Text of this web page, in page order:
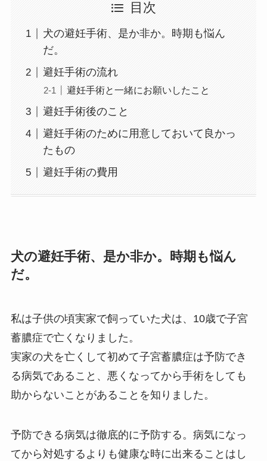
目次
犬の避妊手術、是か非か。時期も悩ん
だ。
避妊手術の流れ
避妊手術と一緒にお願いしたこと
避妊手術後のこと
避妊手術のために用意しておいて良かっ
たもの
避妊手術の費用
犬の避妊手術、是か非か。時期も悩ん
だ。
私は子供の頃実家で飼っていた犬は、10歳で子宮
蓄膿症で亡くなりました。
実家の犬を亡くして初めて子宮蓄膿症は予防でき
る病気であること、悪くなってから手術をしても
助からないことがあることを知りました。
予防できる病気は徹底的に予防する。病気になっ
てから対処するよりも健康な時に出来ることはし